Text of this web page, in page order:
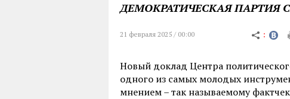
ДЕМОКРАТИЧЕСКАЯ ПАРТИЯ
21 февраля 2025 / 00:00
Новый доклад Центра
одного из самых молодых
мнением – так называемому